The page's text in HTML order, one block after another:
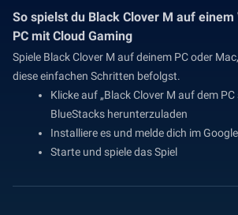
So spielst du Black Clover M auf einem
PC mit Cloud Gaming
Spiele Black Clover M auf deinem PC oder
diese einfachen Schritten befolgst.
Klicke auf „Black Clover M auf dem PC
BlueStacks herunterzuladen
Installiere es und melde dich im
Starte und spiele das Spiel